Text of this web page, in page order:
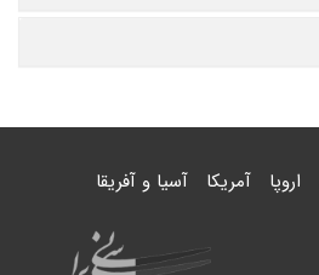
اروپا آمریکا آسیا و آفریقا